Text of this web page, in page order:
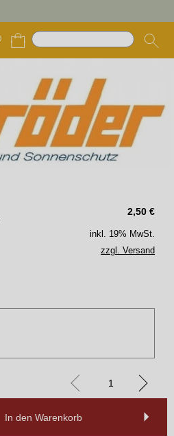
2,50 €
inkl. 19% MwSt.
zzgl. Versand
In den Warenkorb